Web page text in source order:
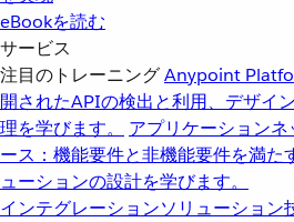
eBookを読む
サービス
注目のトレーニングAnypoint
開されたAPIの検出と利用、デザイ
理を学びます。
アプリケーションネ
ース：機能要件と非機能要件を満た
ューションの設計を学びます。
インテグレーションソリューション